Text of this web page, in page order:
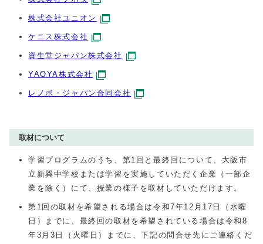
株式会社ユニオン
ケニス株式会社
資生堂ジャパン株式会社
YAOYA株式会社
レノボ・ジャパン合同会社
取材について
学習プログラムのうち、第1回と最終回について、大阪市
立新巽中学校または学習を実施していただく企業（一部企
業を除く）にて、授業の様子を取材していただけます。
第1回の取材を希望される場合は令和7年12月17日（水曜
日）までに、最終回の取材を希望されている場合は令和8
年3月3日（火曜日）までに、下記の問合せ先にご連絡くだ